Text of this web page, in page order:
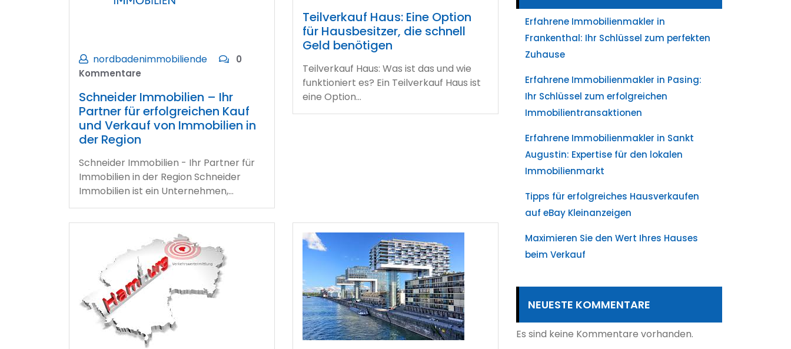
nordbadenimmobiliende
0
Kommentare
Schneider Immobilien – Ihr
Partner für erfolgreichen Kauf
und Verkauf von Immobilien in
der Region
Schneider Immobilien - Ihr Partner für
Immobilien in der Region Schneider
Immobilien ist ein Unternehmen,…
Teilverkauf Haus: Eine Option
für Hausbesitzer, die schnell
Geld benötigen
Teilverkauf Haus: Was ist das und wie
funktioniert es? Ein Teilverkauf Haus ist
eine Option…
Erfahrene Immobilienmakler in
Frankenthal: Ihr Schlüssel zum perfekten
Zuhause
Erfahrene Immobilienmakler in Pasing:
Ihr Schlüssel zum erfolgreichen
Immobilientransaktionen
Erfahrene Immobilienmakler in Sankt
Augustin: Expertise für den lokalen
Immobilienmarkt
Tipps für erfolgreiches Hausverkaufen
auf eBay Kleinanzeigen
Maximieren Sie den Wert Ihres Hauses
beim Verkauf
NEUESTE KOMMENTARE
Es sind keine Kommentare vorhanden.